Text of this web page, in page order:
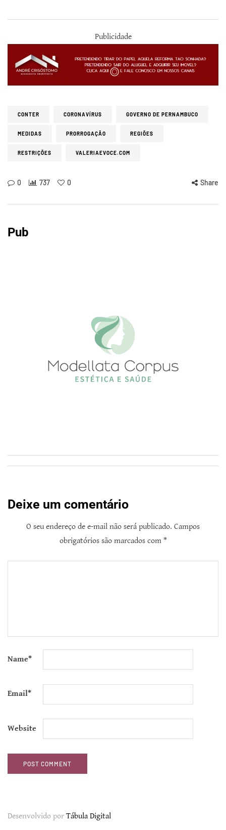
Publicidade
CONTER CORONAVÍRUS GOVERNO DE PERNAMBUCO
MEDIDAS PRORROGAÇÃO REGIÕES
RESTRIÇÕES VALERIAEVOCE.COM
0 737 0 Share
Pub
Deixe um comentário
O seu endereço de e-mail não será publicado. Campos
obrigatórios são marcados com *
Name*
Email*
Website
Desenvolvido por Tábula Digital